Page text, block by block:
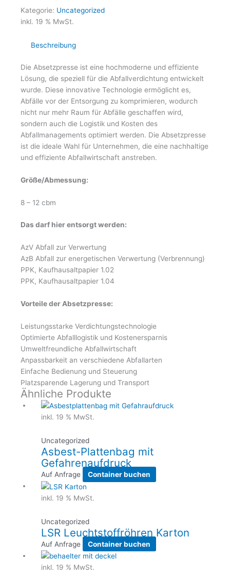
Kategorie: Uncategorized
inkl. 19 % MwSt.
Beschreibung
Die Absetzpresse ist eine hochmoderne und effiziente
Lösung, die speziell für die Abfallverdichtung entwickelt
wurde. Diese innovative Technologie ermöglicht es,
Abfälle vor der Entsorgung zu komprimieren, wodurch
nicht nur mehr Raum für Abfälle geschaffen wird,
sondern auch die Logistik und Kosten des
Abfallmanagements optimiert werden. Die Absetzpresse
ist die ideale Wahl für Unternehmen, die eine nachhaltige
und effiziente Abfallwirtschaft anstreben.
Größe/Abmessung:
8 – 12 cbm
Das darf hier entsorgt werden:
AzV Abfall zur Verwertung
AzB Abfall zur energetischen Verwertung (Verbrennung)
PPK, Kaufhausaltpapier 1.02
PPK, Kaufhausaltpapier 1.04
Vorteile der Absetzpresse:
Leistungsstarke Verdichtungstechnologie
Optimierte Abfalllogistik und Kostenersparnis
Umweltfreundliche Abfallwirtschaft
Anpassbarkeit an verschiedene Abfallarten
Einfache Bedienung und Steuerung
Platzsparende Lagerung und Transport
Ähnliche Produkte
inkl. 19 % MwSt.
Uncategorized
Asbest-Plattenbag mit
Gefahrenaufdruck
Auf Anfrage Container buchen
inkl. 19 % MwSt.
Uncategorized
LSR Leuchtstoffröhren Karton
Auf Anfrage Container buchen
inkl. 19 % MwSt.